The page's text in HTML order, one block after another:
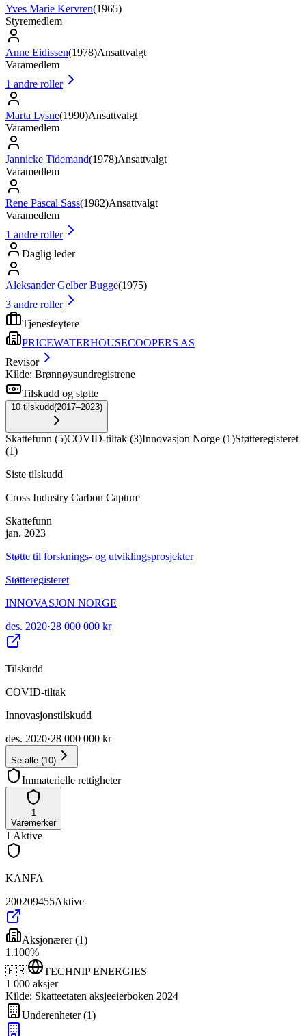
Yves Marie Kervren(1965)
Styremedlem
Anne Eidissen(1978)Ansattvalgt
Varamedlem
1 andre roller
Marta Lysne(1990)Ansattvalgt
Varamedlem
Jannicke Tidemand(1978)Ansattvalgt
Varamedlem
Rene Pascal Sass(1982)Ansattvalgt
Varamedlem
1 andre roller
Daglig leder
Aleksander Gelber Bugge(1975)
3 andre roller
Tjenesteytere
PRICEWATERHOUSECOOPERS AS
Revisor
Kilde: Brønnøysundregistrene
Tilskudd og støtte
10 tilskudd(2017–2023)
Skattefunn (5)COVID-tiltak (3)Innovasjon Norge (1)Støtteregisteret
(1)
Siste tilskudd
Cross Industry Carbon Capture
Skattefunn
jan. 2023
Støtte til forsknings- og utviklingsprosjekter
Støtteregisteret
INNOVASJON NORGE
des. 2020·28 000 000 kr
Tilskudd
COVID-tiltak
Innovasjonstilskudd
des. 2020·28 000 000 kr
Se alle (10)
Immaterielle rettigheter
1
Varemerker
1 Aktive
KANFA
200209455Aktive
Aksjonærer(1)
1 .100%
🇫🇷
TECHNIP ENERGIES
1 000 aksjer
Kilde: Skatteetaten aksjeeierboken 2024
Underenheter(1)